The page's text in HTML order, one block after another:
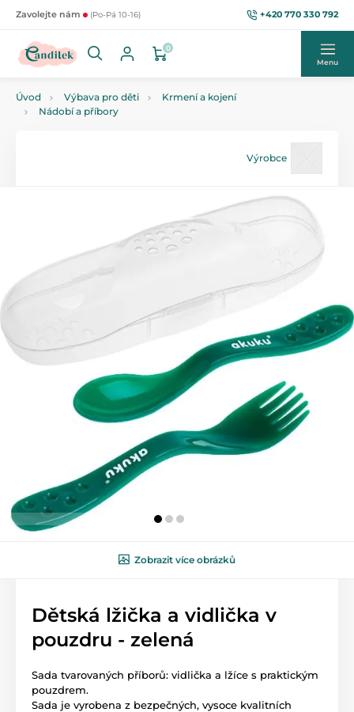
Zavolejte nám (Po-Pá 10-16) +420 770 330 792
0
Menu
Úvod Výbava pro děti
Krmení a kojení
Nádobí a příbory
Výrobce
Zobrazit více obrázků
Dětská lžička a vidlička v
pouzdru - zelená
Sada tvarovaných příborů: vidlička a lžíce s praktickým
pouzdrem.
Sada je vyrobena z bezpečných, vysoce kvalitních